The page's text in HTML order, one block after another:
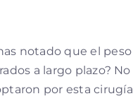
notado que el peso
a largo plazo? No
por esta cirugía